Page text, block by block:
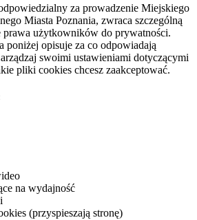
za prowadzenie Miejskiego
Miasta Poznania, zwraca szczególną
prawa użytkowników do prywatności.
poniżej opisuje za co odpowiadają
swoimi ustawieniami dotyczącymi
pliki cookies chcesz zaakceptować.
na wydajność
(przyspieszają stronę)